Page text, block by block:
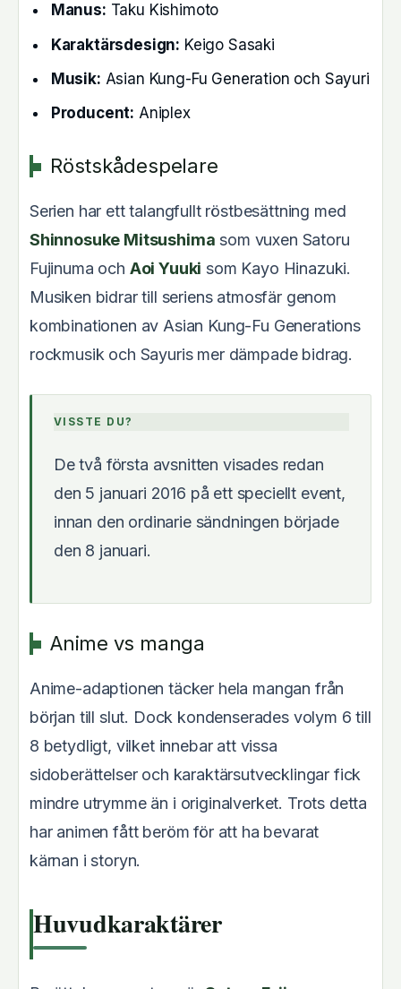
Manus: Taku Kishimoto
Karaktärsdesign: Keigo Sasaki
Musik: Asian Kung-Fu Generation och Sayuri
Producent: Aniplex
Röstskådespelare
Serien har ett talangfullt röstbesättning med
Shinnosuke Mitsushima som vuxen Satoru
Fujinuma och Aoi Yuuki som Kayo Hinazuki.
Musiken bidrar till seriens atmosfär genom
kombinationen av Asian Kung-Fu Generations
rockmusik och Sayuris mer dämpade bidrag.
VISSTE DU?
De två första avsnitten visades redan
den 5 januari 2016 på ett speciellt event,
innan den ordinarie sändningen började
den 8 januari.
Anime vs manga
Anime-adaptionen täcker hela mangan från
början till slut. Dock kondenserades volym 6 till
8 betydligt, vilket innebar att vissa
sidoberättelser och karaktärsutvecklingar fick
mindre utrymme än i originalverket. Trots detta
har animen fått beröm för att ha bevarat
kärnan i storyn.
Huvudkaraktärer